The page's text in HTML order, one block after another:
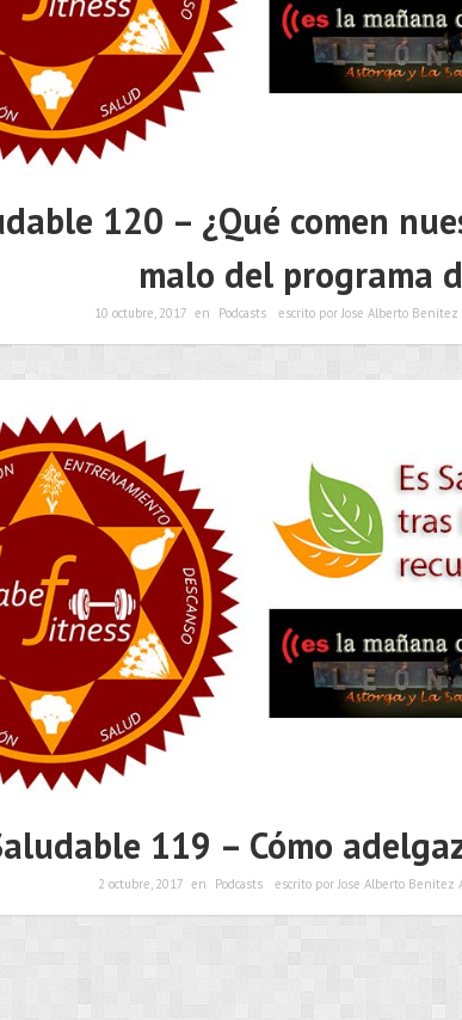
120 – ¿Qué comen
malo del programa
10 octubre, 2017 en Podcasts escrito por Jose Alberto Benítez
119 – Cómo
2 octubre, 2017 en Podcasts escrito por Jose Alberto Benítez